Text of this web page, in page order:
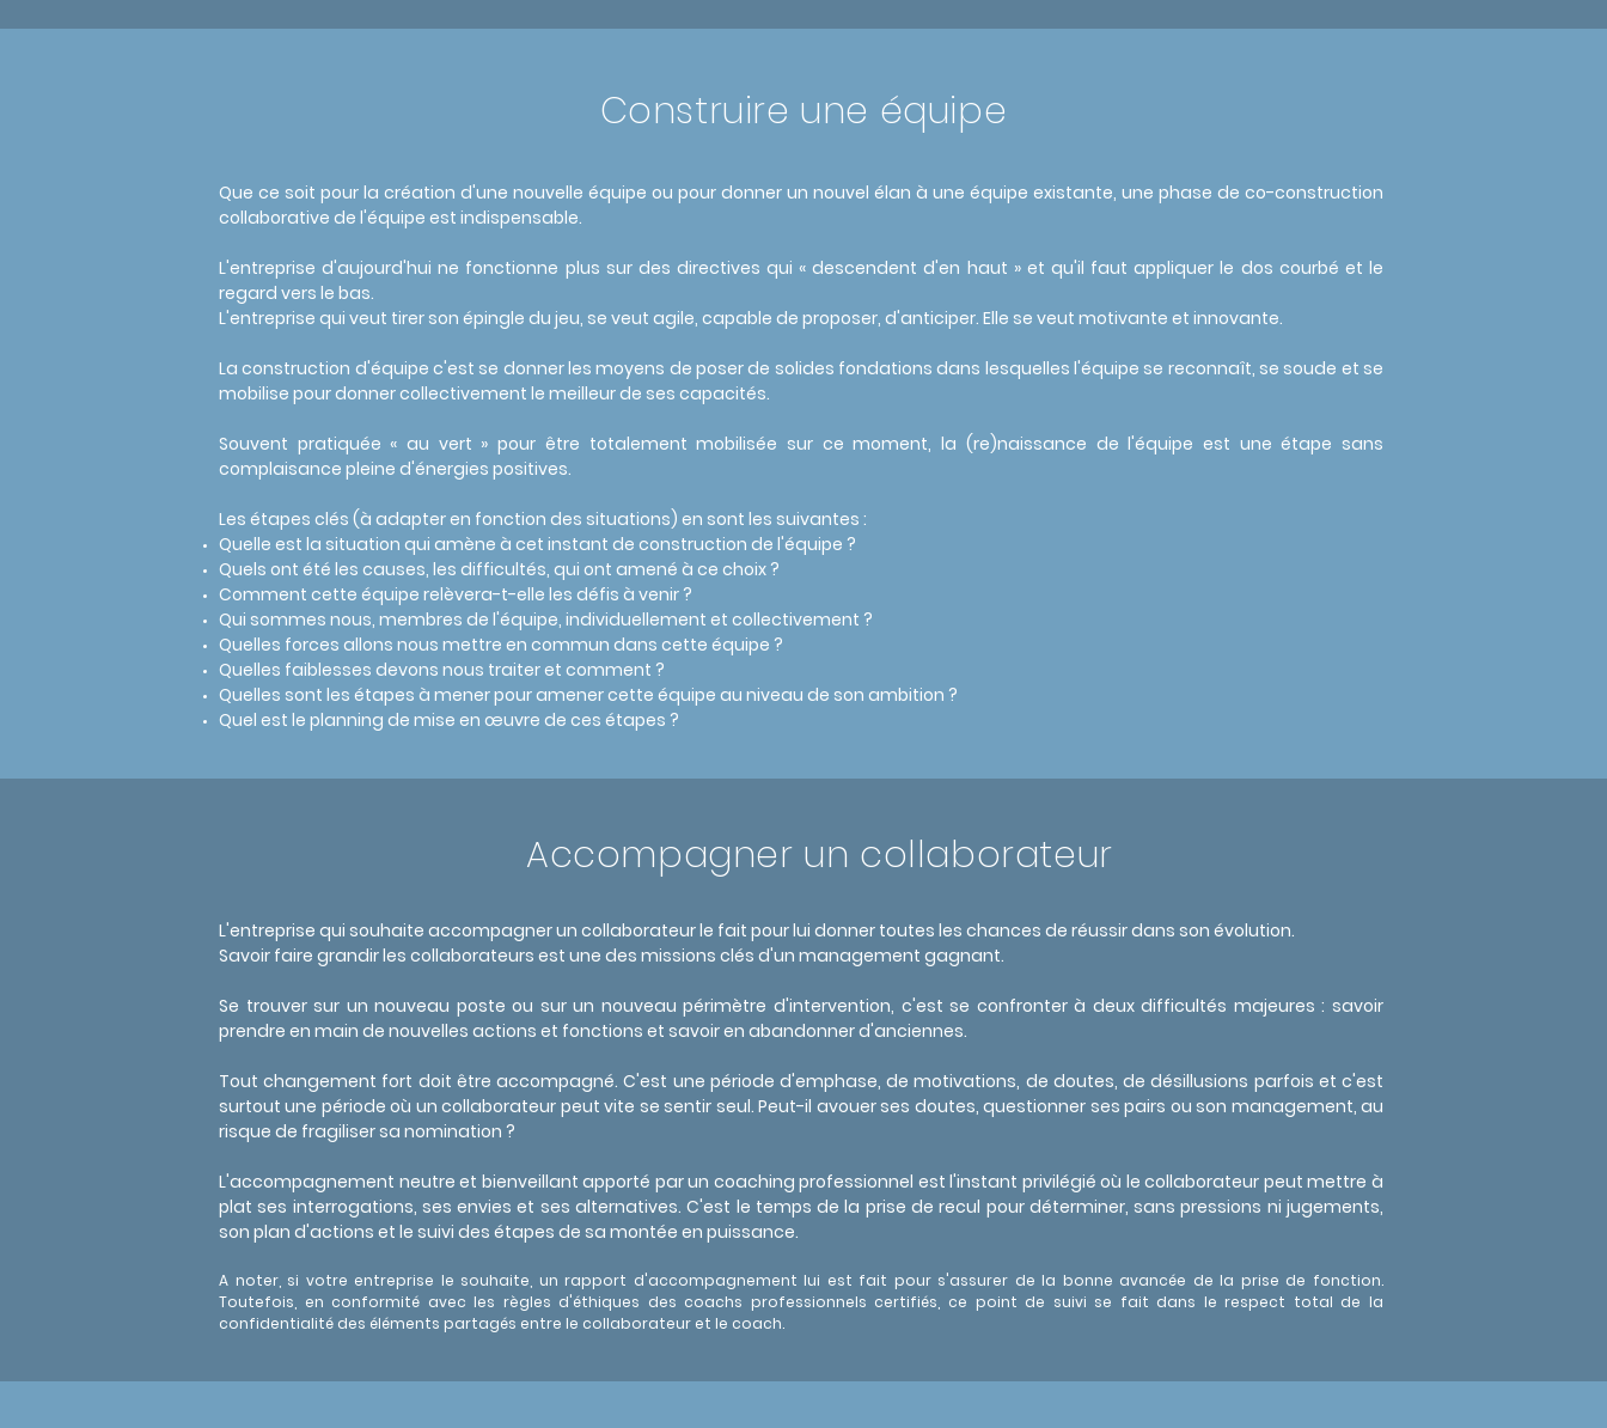
Construire une équipe
Que ce soit pour la création d'une nouvelle équipe ou pour donner un nouvel élan à une équipe existante, une phase de co-construction
collaborative de l'équipe est indispensable.
L'entreprise d'aujourd'hui ne fonctionne plus sur des directives qui « descendent d'en haut » et qu'il faut appliquer le dos courbé et le
regard vers le bas.
L'entreprise qui veut tirer son épingle du jeu, se veut agile, capable de proposer, d'anticiper. Elle se veut motivante et innovante.
La construction d'équipe c'est se donner les moyens de poser de solides fondations dans lesquelles l'équipe se reconnaît, se soude et se
mobilise pour donner collectivement le meilleur de ses capacités.
Souvent pratiquée « au vert » pour être totalement mobilisée sur ce moment, la (re)naissance de l'équipe est une étape sans
complaisance pleine d'énergies positives.
Les étapes clés (à adapter en fonction des situations) en sont les suivantes :
Quelle est la situation qui amène à cet instant de construction de l'équipe ?
Quels ont été les causes, les difficultés, qui ont amené à ce choix ?
Comment cette équipe relèvera-t-elle les défis à venir ?
Qui sommes nous, membres de l'équipe, individuellement et collectivement ?
Quelles forces allons nous mettre en commun dans cette équipe ?
Quelles faiblesses devons nous traiter et comment ?
Quelles sont les étapes à mener pour amener cette équipe au niveau de son ambition ?
Quel est le planning de mise en œuvre de ces étapes ?
Accompagner un collaborateur
L'entreprise qui souhaite accompagner un collaborateur le fait pour lui donner toutes les chances de réussir dans son évolution.
Savoir faire grandir les collaborateurs est une des missions clés d'un management gagnant.
Se trouver sur un nouveau poste ou sur un nouveau périmètre d'intervention, c'est se confronter à deux difficultés majeures : savoir
prendre en main de nouvelles actions et fonctions et savoir en abandonner d'anciennes.
Tout changement fort doit être accompagné. C'est une période d'emphase, de motivations, de doutes, de désillusions parfois et c'est
surtout une période où un collaborateur peut vite se sentir seul. Peut-il avouer ses doutes, questionner ses pairs ou son management, au
risque de fragiliser sa nomination ?
L'accompagnement neutre et bienveillant apporté par un coaching professionnel est l'instant privilégié où le collaborateur peut mettre à
plat ses interrogations, ses envies et ses alternatives. C'est le temps de la prise de recul pour déterminer, sans pressions ni jugements,
son plan d'actions et le suivi des étapes de sa montée en puissance.
A noter, si votre entreprise le souhaite, un rapport d'accompagnement lui est fait pour s'assurer de la bonne avancée de la prise de fonction.
Toutefois, en conformité avec les règles d'éthiques des coachs professionnels certifiés, ce point de suivi se fait dans le respect total de la
confidentialité des éléments partagés entre le collaborateur et le coach.